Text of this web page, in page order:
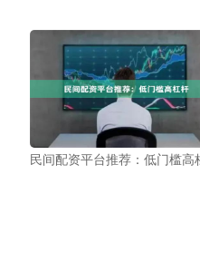
民间配资平台推荐：低门槛高